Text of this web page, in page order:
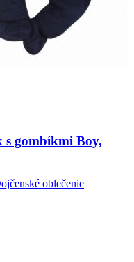
s gombíkmi Boy,
oblečenie